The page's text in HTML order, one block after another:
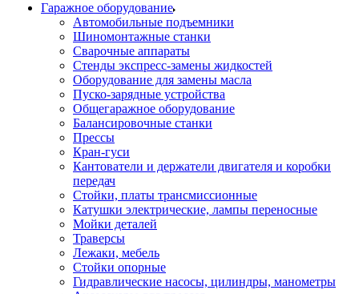
Гаражное оборудование
Автомобильные подъемники
Шиномонтажные станки
Сварочные аппараты
Стенды экспресс-замены жидкостей
Оборудование для замены масла
Пуско-зарядные устройства
Общегаражное оборудование
Балансировочные станки
Прессы
Кран-гуси
Кантователи и держатели двигателя и коробки
передач
Стойки, платы трансмиссионные
Катушки электрические, лампы переносные
Мойки деталей
Траверсы
Лежаки, мебель
Стойки опорные
Гидравлические насосы, цилиндры, манометры